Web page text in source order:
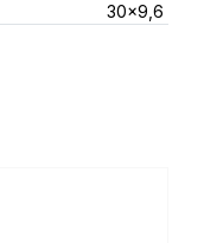
30x9,6